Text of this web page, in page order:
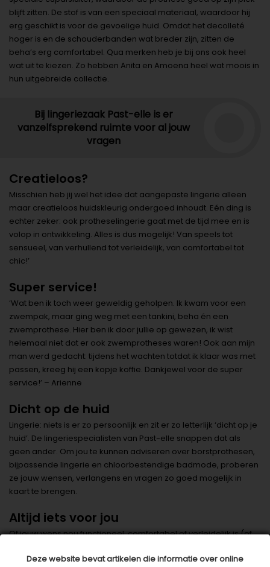
Deze website bevat artikelen die informatie over online
blijft zitten. De stof is van een speciaal materiaal, waardoor hij
erg geschikt is voor de gevoelige huid. Omdat het decolleté
hoger is en de schouderbanden wat breder zijn, zitten de
beha’s erg comfortabel. Qua merken heb je bij ons ook heel
wat uit te kiezen. Zo hebben Anita en Amoena heel wat moois in
hun uitgebreide collectie.
Bij lingeriezaak Past-elle is er
vanzelfsprekend ruimte voor al jouw
vragen
Creatieloos?
Misschien heb jij wel het idee dat aangepaste lingerie alleen
maar creatieloos huidskleurig ondergoed inhoudt. Eén ding is
echter zeker: ook protheselingerie gaat met de tijd mee en is
volop in ontwikkeling. Alles is dus mogelijk! Van speels tot
sensueel, van verhullend tot verleidelijk, van comfortabel tot
chic!’
Super service!
‘Wat ben ik toch weer geweldig geholpen. Ik kwam voor een
zwempak, maar ging weg met een tankini, beha én een
zwemprothese. Hier ben ik door jullie op gewezen, ik wist
helemaal niet dat er ook zwemprotheses waren! Ook aan mijn
man werd gedacht: tijdens het wachten totdat ik klaar was met
passen, kreeg hij een kopje koffie. Dankjewel voor de super
service!’ – Arienne
Dicht op de huid
Lingerie: niets is er zo persoonlijk en zit er zo letterlijk ‘dicht op je
huid’. De lingeriespecialisten van Past-elle snappen dat als
geen ander. Om jou te kunnen adviseren over borstprothesen,
bijpassende lingerie en chloorbestendige badmode, proberen
ze jouw wensen, verlangens en vragen zo goed mogelijk in
kaart te brengen.
Altijd iets voor jou
Of jouw wens nou functioneel, comfortabel of verleidelijk is (of
omdat geen enkele vrouw hetzelfde is, is er ruim voldoende